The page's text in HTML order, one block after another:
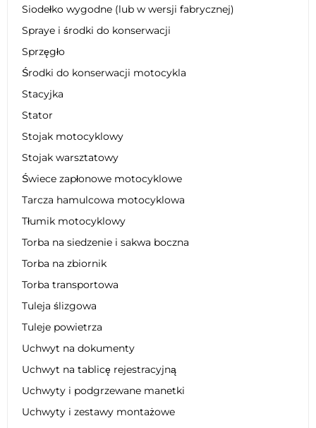
Siodełko wygodne (lub w wersji fabrycznej)
Spraye i środki do konserwacji
Sprzęgło
Środki do konserwacji motocykla
Stacyjka
Stator
Stojak motocyklowy
Stojak warsztatowy
Świece zapłonowe motocyklowe
Tarcza hamulcowa motocyklowa
Tłumik motocyklowy
Torba na siedzenie i sakwa boczna
Torba na zbiornik
Torba transportowa
Tuleja ślizgowa
Tuleje powietrza
Uchwyt na dokumenty
Uchwyt na tablicę rejestracyjną
Uchwyty i podgrzewane manetki
Uchwyty i zestawy montażowe